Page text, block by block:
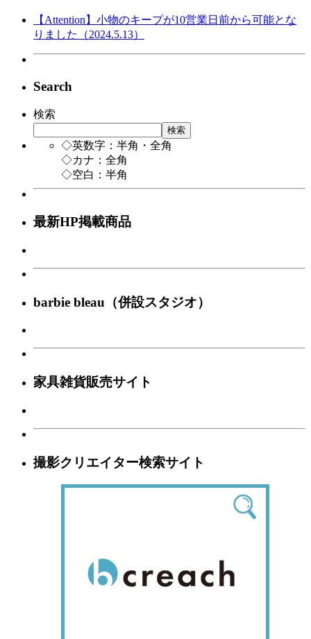
【Attention】小物のキープが10営業日前から可能とな
りました（2024.5.13）
Search
検索
検索
◇英数字：半角・全角
◇カナ：全角
◇空白：半角
最新HP掲載商品
barbie bleau（併設スタジオ）
家具雑貨販売サイト
撮影クリエイター検索サイト